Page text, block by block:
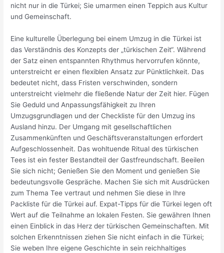
nicht nur in die Türkei; Sie umarmen einen Teppich aus Kultur
und Gemeinschaft.
Eine kulturelle Überlegung bei einem Umzug in die Türkei ist
das Verständnis des Konzepts der „türkischen Zeit“. Während
der Satz einen entspannten Rhythmus hervorrufen könnte,
unterstreicht er einen flexiblen Ansatz zur Pünktlichkeit. Das
bedeutet nicht, dass Fristen verschwinden, sondern
unterstreicht vielmehr die fließende Natur der Zeit hier. Fügen
Sie Geduld und Anpassungsfähigkeit zu Ihren
Umzugsgrundlagen und der Checkliste für den Umzug ins
Ausland hinzu. Der Umgang mit gesellschaftlichen
Zusammenkünften und Geschäftsveranstaltungen erfordert
Aufgeschlossenheit. Das wohltuende Ritual des türkischen
Tees ist ein fester Bestandteil der Gastfreundschaft. Beeilen
Sie sich nicht; Genießen Sie den Moment und genießen Sie
bedeutungsvolle Gespräche. Machen Sie sich mit Ausdrücken
zum Thema Tee vertraut und nehmen Sie diese in Ihre
Packliste für die Türkei auf. Expat-Tipps für die Türkei legen oft
Wert auf die Teilnahme an lokalen Festen. Sie gewähren Ihnen
einen Einblick in das Herz der türkischen Gemeinschaften. Mit
solchen Erkenntnissen ziehen Sie nicht einfach in die Türkei;
Sie weben Ihre eigene Geschichte in sein reichhaltiges